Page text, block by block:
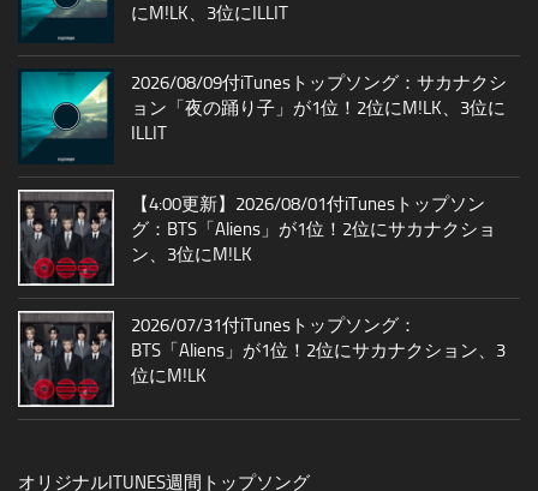
にM!LK、3位にILLIT
2026/08/09付iTunesトップソング：サカナクシ
ョン「夜の踊り子」が1位！2位にM!LK、3位に
ILLIT
【4:00更新】2026/08/01付iTunesトップソン
グ：BTS「Aliens」が1位！2位にサカナクショ
ン、3位にM!LK
2026/07/31付iTunesトップソング：
BTS「Aliens」が1位！2位にサカナクション、3
位にM!LK
オリジナルITUNES週間トップソング